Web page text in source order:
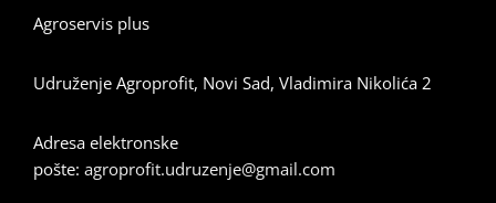
Agroservis plus
Udruženje Agroprofit, Novi Sad, Vladimira Nikolića 2
Adresa elektronske
pošte: agroprofit.udruzenje@gmail.com